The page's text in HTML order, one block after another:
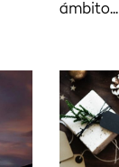
ámbito...